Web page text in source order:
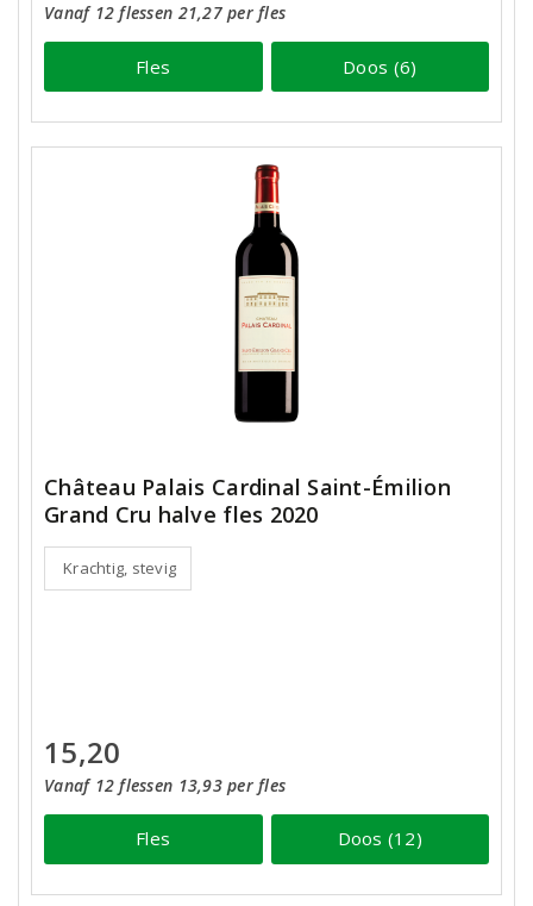
Vanaf 12 flessen 21,27 per fles
Fles Doos (6)
Château Palais Cardinal Saint-Émilion
Grand Cru halve fles 2020
Krachtig, stevig
15,20
Vanaf 12 flessen 13,93 per fles
Fles Doos (12)